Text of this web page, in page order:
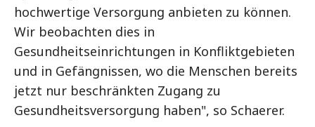
hochwertige Versorgung anbieten zu können.
Wir beobachten dies in
Gesundheitseinrichtungen in Konfliktgebieten
und in Gefängnissen, wo die Menschen bereits
jetzt nur beschränkten Zugang zu
Gesundheitsversorgung haben", so Schaerer.